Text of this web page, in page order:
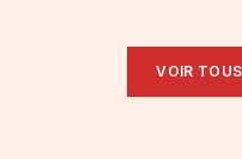
VOIR